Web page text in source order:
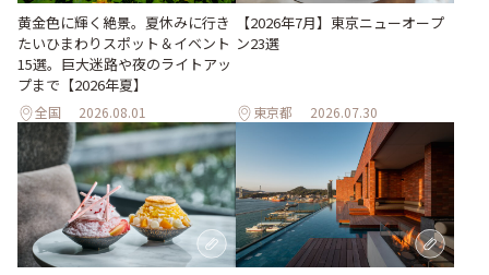
黄金色に輝く絶景。夏休みに行き
たいひまわりスポット＆イベント
15選。巨大迷路や夜のライトアッ
プまで【2026年夏】
全国 2026.08.01
【2026年7月】東京ニューオープ
ン23選
東京都 2026.07.30